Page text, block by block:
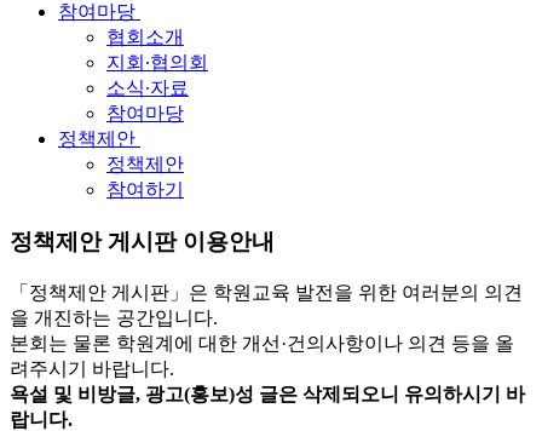
참여마당
협회소개
지회∙협의회
소식∙자료
참여마당
정책제안
정책제안
참여하기
정책제안 게시판 이용안내
「정책제안 게시판」은 학원교육 발전을 위한 여러분의 의견
을 개진하는 공간입니다.
본회는 물론 학원계에 대한 개선·건의사항이나 의견 등을 올
려주시기 바랍니다.
욕설 및 비방글, 광고(홍보)성 글은 삭제되오니 유의하시기 바
랍니다.